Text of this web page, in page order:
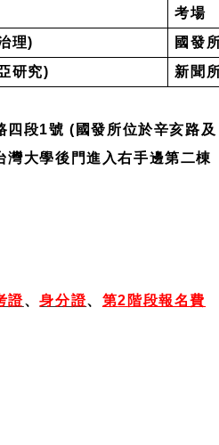
考場
理)
國發
研究) 新聞
四段1號 ( 國發所位於辛亥路及
灣大學後門進入右手邊第二棟
證、身分證、 第2 階段報名費